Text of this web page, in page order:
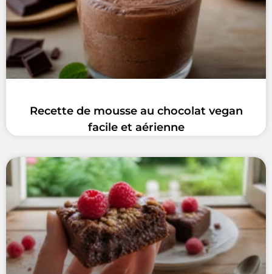
Recette de mousse au chocolat vegan
facile et aérienne